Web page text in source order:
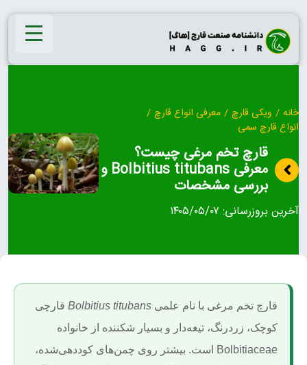
Skip
content
خانه / ویکی قارچ / معرفی انواع قارچ /
انواع قارچ سمی
قارچ تخم‌ مرغی چیست؟
معرفی Bolbitius titubans و
بررسی مشخصات
آخرین بروزرسانی: ۱۴۰۵/۰۵/۰۷
قارچ تخم مرغی با نام علمی Bolbitius titubans قارچی
کوچک، زردرنگ، تیغه‌دار و بسیار شکننده از خانواده
Bolbitiaceae است. بیشتر روی چمن‌های کوددهی‌شده،